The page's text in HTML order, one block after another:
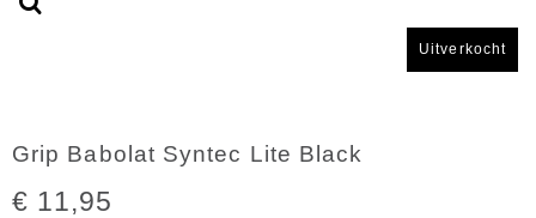
Uitverkocht
Grip Babolat Syntec Lite Black
€ 11,95